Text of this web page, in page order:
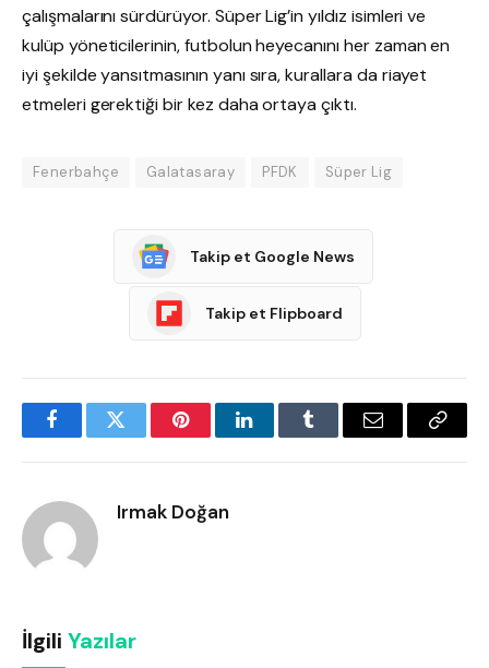
çalışmalarını sürdürüyor. Süper Lig’in yıldız isimleri ve
kulüp yöneticilerinin, futbolun heyecanını her zaman en
iyi şekilde yansıtmasının yanı sıra, kurallara da riayet
etmeleri gerektiği bir kez daha ortaya çıktı.
Fenerbahçe Galatasaray PFDK Süper Lig
Takip et Google News
Takip et Flipboard
FacebookTwitter PinterestLinkedInTumblr Email
Copy
Irmak Doğan
İlgili Yazılar